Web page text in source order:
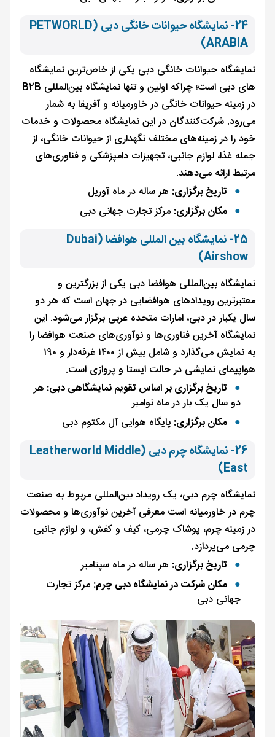
24- نمایشگاه حیوانات خانگی دبی (PETWORLD
ARABIA)
نمایشگاه حیوانات خانگی دبی یکی از خاص‌ترین نمایشگاه
های دبی است؛ چراکه اولین و تنها نمایشگاه بین‌المللی B2B
در زمینه حیوانات خانگی در خاورمیانه و آفریقا به شمار
می‌رود. شرکت‌کنندگان در این نمایشگاه محصولات و خدمات
خود را در زمینه‌های مختلف نگهداری از حیوانات خانگی، از
جمله غذا، لوازم جانبی، تجهیزات دامپزشکی و فناوری‌های
مرتبط ارائه می‌دهند.
تاریخ برگزاری: هر ساله در ماه آوریل
مکان برگزاری: مرکز تجارت جهانی دبی
25- نمایشگاه بین المللی هوافضا (Dubai
Airshow)
نمایشگاه بین‌المللی هوافضا دبی یکی از بزرگترین و
معتبرترین رویدادهای هوافضایی در جهان است که هر دو
سال یکبار در دبی، امارات متحده عربی برگزار می‌شود. این
نمایشگاه آخرین فناوری‌ها و نوآوری‌های صنعت هوافضا را
به نمایش می‌گذارد و شامل بیش از ۱۴۰۰ غرفه‌دار و ۱۹۰
هواپیمای نمایشی در حالت ایستا و پروازی است.
تاریخ برگزاری بر اساس تقویم نمایشگاهی دبی: هر
دو سال یک بار در ماه نوامبر
مکان برگزاری: پایگاه هوایی آل مکتوم دبی
26- نمایشگاه چرم دبی (Leatherworld Middle
East)
نمایشگاه چرم دبی، یک رویداد بین‌المللی مربوط به صنعت
چرم در خاورمیانه است معرفی آخرین نوآوری‌ها و محصولات
در زمینه چرم، پوشاک چرمی، کیف و کفش، و لوازم جانبی
چرمی می‌پردازد.
تاریخ برگزاری: هر ساله در ماه سپتامبر
مکان شرکت در نمایشگاه دبی چرم: مرکز تجارت
جهانی دبی